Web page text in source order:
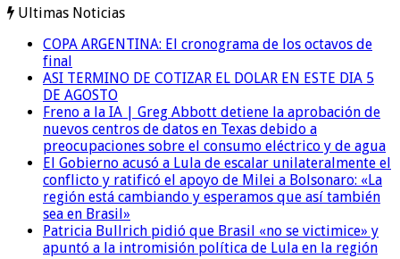
Ultimas Noticias
COPA ARGENTINA: El cronograma de los octavos de
final
ASI TERMINO DE COTIZAR EL DOLAR EN ESTE DIA 5
DE AGOSTO
Freno a la IA | Greg Abbott detiene la aprobación de
nuevos centros de datos en Texas debido a
preocupaciones sobre el consumo eléctrico y de agua
El Gobierno acusó a Lula de escalar unilateralmente el
conflicto y ratificó el apoyo de Milei a Bolsonaro: «La
región está cambiando y esperamos que así también
sea en Brasil»
Patricia Bullrich pidió que Brasil «no se victimice» y
apuntó a la intromisión política de Lula en la región